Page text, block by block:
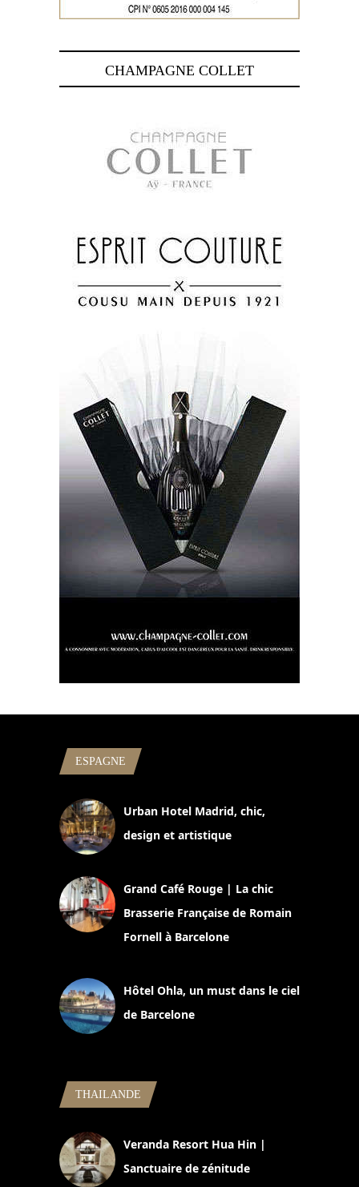
CHAMPAGNE COLLET
ESPAGNE
Urban Hotel Madrid, chic,
design et artistique
Grand Café Rouge | La chic
Brasserie Française de Romain
Fornell à Barcelone
Hôtel Ohla, un must dans le ciel
de Barcelone
THAILANDE
Veranda Resort Hua Hin |
Sanctuaire de zénitude